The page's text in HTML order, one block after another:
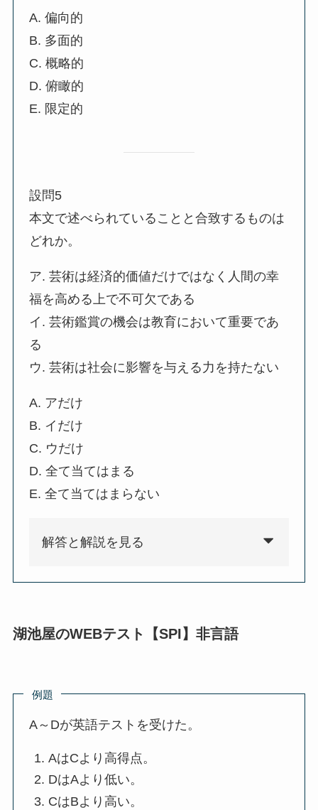
A. 偏向的
B. 多面的
C. 概略的
D. 俯瞰的
E. 限定的
設問5
本文で述べられていることと合致するものは
どれか。
ア. 芸術は経済的価値だけではなく人間の幸
福を高める上で不可欠である
イ. 芸術鑑賞の機会は教育において重要であ
る
ウ. 芸術は社会に影響を与える力を持たない
A. アだけ
B. イだけ
C. ウだけ
D. 全て当てはまる
E. 全て当てはまらない
解答と解説を見る
湖池屋のWEBテスト【SPI】非言語
例題
A～Dが英語テストを受けた。
AはCより高得点。
DはAより低い。
CはBより高い。